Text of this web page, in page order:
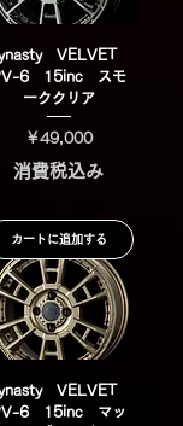
VELVET
6 15inc スモ
ーククリア
価格
￥49,000
消費税込み
カートに追加する
VELVET
6 15inc マッ